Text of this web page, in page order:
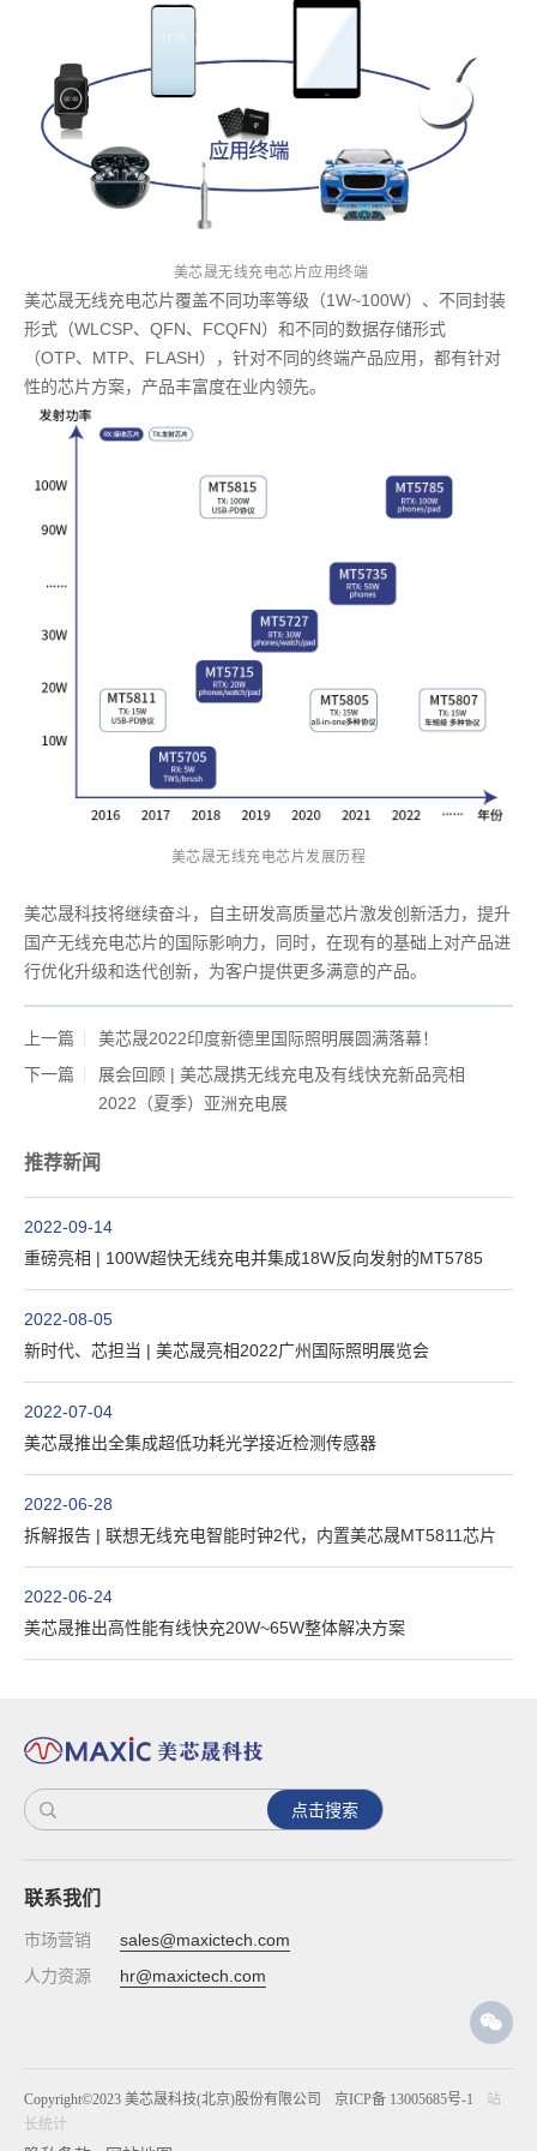
美芯晟无线充电芯片应用终端
美芯晟无线充电芯片覆盖不同功率等级（1W~100W）、不同封装
形式（WLCSP、QFN、FCQFN）和不同的数据存储形式
（OTP、MTP、FLASH），针对不同的终端产品应用，都有针对
性的芯片方案，产品丰富度在业内领先。
美芯晟无线充电芯片发展历程
美芯晟科技将继续奋斗，自主研发高质量芯片激发创新活力，提升
国产无线充电芯片的国际影响力，同时，在现有的基础上对产品进
行优化升级和迭代创新，为客户提供更多满意的产品。
上一篇
美芯晟2022印度新德里国际照明展圆满落幕！
下一篇
展会回顾 | 美芯晟携无线充电及有线快充新品亮相
2022（夏季）亚洲充电展
推荐新闻
2022-09-14
重磅亮相 | 100W超快无线充电并集成18W反向发射的MT5785
2022-08-05
新时代、芯担当 | 美芯晟亮相2022广州国际照明展览会
2022-07-04
美芯晟推出全集成超低功耗光学接近检测传感器
2022-06-28
拆解报告 | 联想无线充电智能时钟2代，内置美芯晟MT5811芯片
2022-06-24
美芯晟推出高性能有线快充20W~65W整体解决方案
点击搜索
联系我们
市场营销
sales@maxictech.com
人力资源
hr@maxictech.com
Copyright©2023 美芯晟科技(北京)股份有限公司 京ICP备 13005685号-1
站
长统计